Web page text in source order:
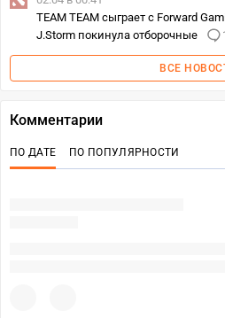
TEAM TEAM сыграет с Forward
J.Storm покинула отборочные
1
ВСЕ
Комментарии
ПО ДАТЕ ПО ПОПУЛЯРНОСТИ